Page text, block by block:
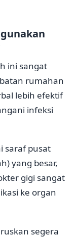
ini sangat
rumahan
lebih efektif
infeksi
saraf pusat
yang besar,
gigi sangat
ke organ
segera